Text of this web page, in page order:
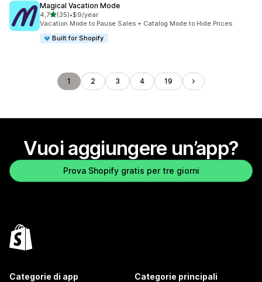
Magical Vacation Mode
4,7stelle su 5
(35)
35 recensioni totali
•$9/year
Vacation Mode to Pause Sales + Catalog Mode to Hide Prices
Built for Shopify
1 2 3 4 19
Vuoi aggiungere un’app?
Prova Shopify gratis per tre giorni
Categorie di app Categorie principali